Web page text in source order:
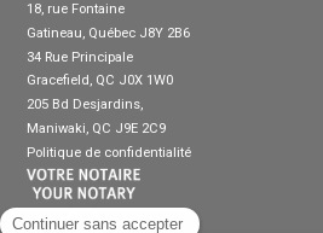
18, rue Fontaine
Gatineau, Québec J8Y 2B6
34 Rue Principale
Gracefield, QC J0X 1W0
205 Bd Desjardins,
Maniwaki, QC J9E 2C9
Politique de confidentialité